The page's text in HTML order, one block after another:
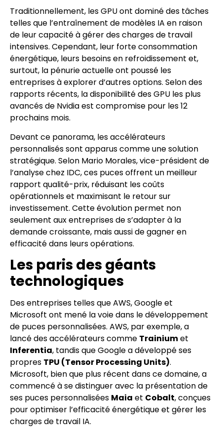
Traditionnellement, les GPU ont dominé des tâches
telles que l’entraînement de modèles IA en raison
de leur capacité à gérer des charges de travail
intensives. Cependant, leur forte consommation
énergétique, leurs besoins en refroidissement et,
surtout, la pénurie actuelle ont poussé les
entreprises à explorer d’autres options. Selon des
rapports récents, la disponibilité des GPU les plus
avancés de Nvidia est compromise pour les 12
prochains mois.
Devant ce panorama, les accélérateurs
personnalisés sont apparus comme une solution
stratégique. Selon Mario Morales, vice-président de
l’analyse chez IDC, ces puces offrent un meilleur
rapport qualité-prix, réduisant les coûts
opérationnels et maximisant le retour sur
investissement. Cette évolution permet non
seulement aux entreprises de s’adapter à la
demande croissante, mais aussi de gagner en
efficacité dans leurs opérations.
Les paris des géants
technologiques
Des entreprises telles que AWS, Google et
Microsoft ont mené la voie dans le développement
de puces personnalisées. AWS, par exemple, a
lancé des accélérateurs comme Trainiumet
Inferentia, tandis que Google a développé ses
propres TPU (Tensor Processing Units).
Microsoft, bien que plus récent dans ce domaine, a
commencé à se distinguer avec la présentation de
ses puces personnalisées Maia et Cobalt, conçues
pour optimiser l’efficacité énergétique et gérer les
charges de travail IA.